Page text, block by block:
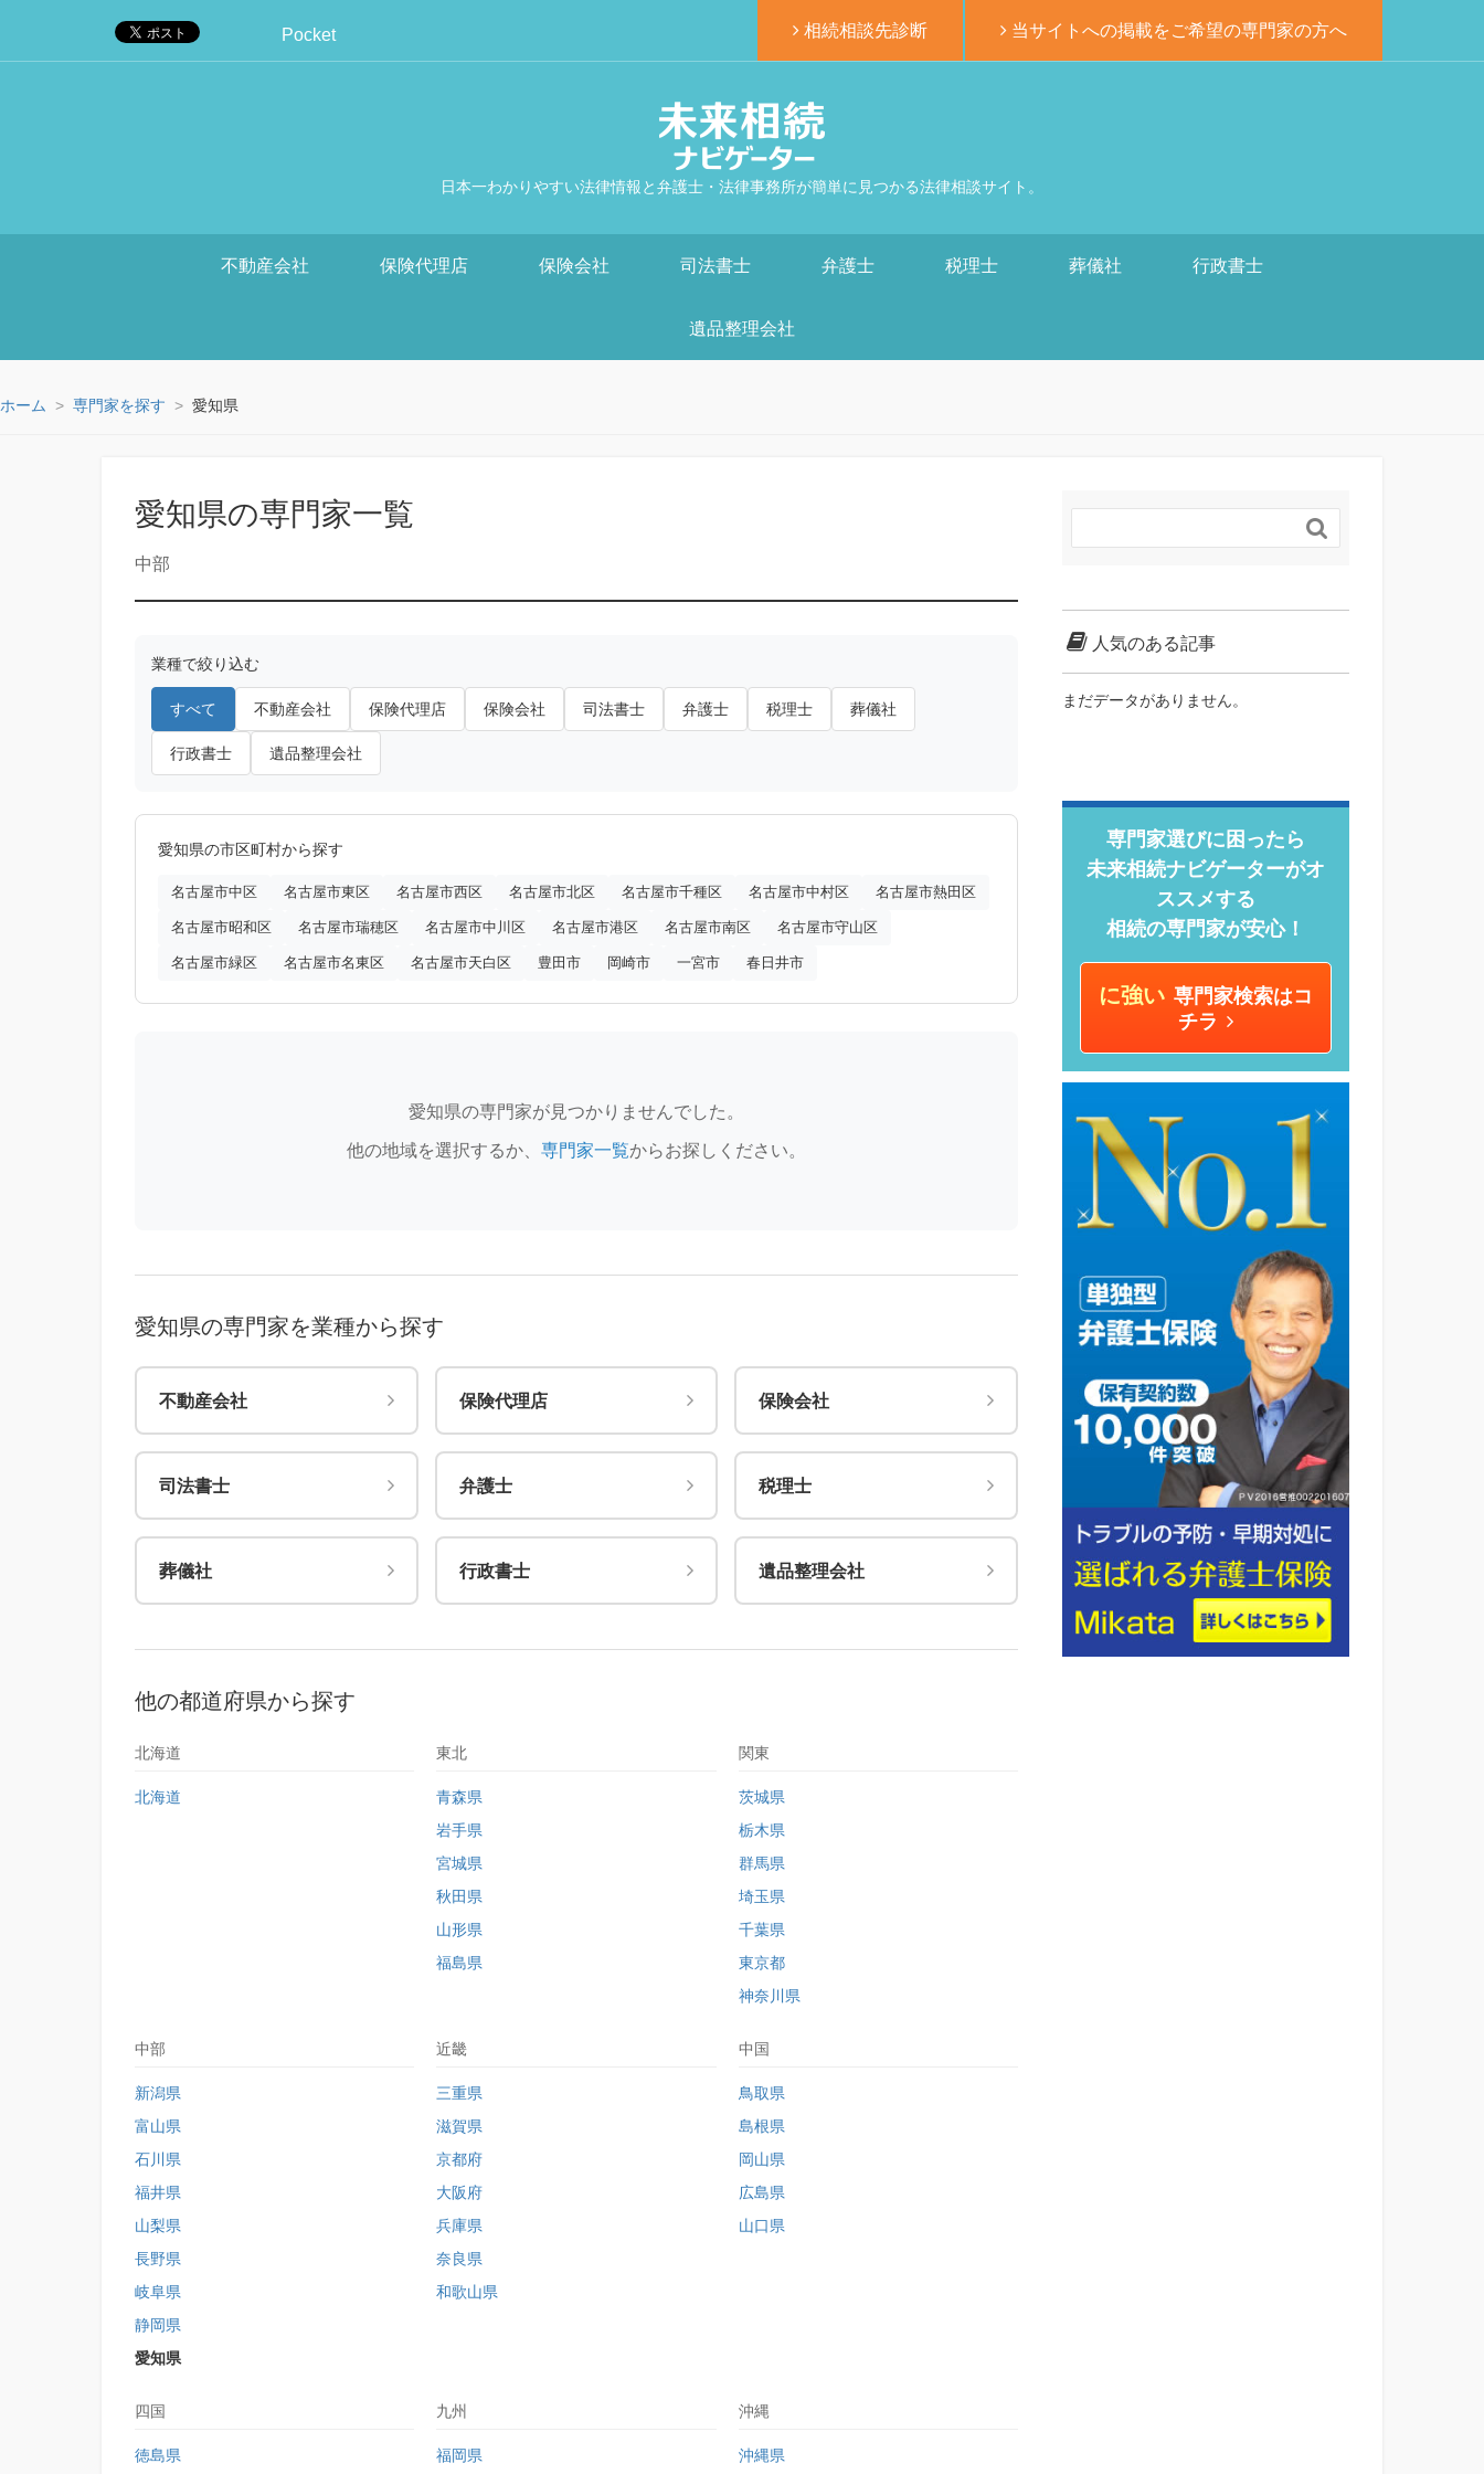
相続相談先診断 当サイトへの掲載をご希望の専門家の方へ
Pocket
日本一わかりやすい法律情報と弁護士・法律事務所が簡単に見つかる法律相談サイト。
不動産会社 保険代理店 保険会社 司法書士 弁護士 税理士 葬儀社 行政書士
遺品整理会社
ホーム 専門家を探す 愛知県
愛知県の専門家一覧
中部
業種で絞り込む
すべて 不動産会社 保険代理店 保険会社 司法書士 弁護士 税理士 葬儀社
行政書士 遺品整理会社
愛知県の市区町村から探す
名古屋市中区 名古屋市東区 名古屋市西区 名古屋市北区 名古屋市千種区 名古屋市中村区 名古屋市熱田区
名古屋市昭和区 名古屋市瑞穂区 名古屋市中川区 名古屋市港区 名古屋市南区 名古屋市守山区
名古屋市緑区 名古屋市名東区 名古屋市天白区 豊田市 岡崎市 一宮市 春日井市
愛知県の専門家が見つかりませんでした。
他の地域を選択するか、 専門家一覧からお探しください。
愛知県の専門家を業種から探す
不動産会社 保険代理店 保険会社
司法書士 弁護士 税理士
葬儀社 行政書士 遺品整理会社
他の都道府県から探す
北海道
北海道
東北
青森県
岩手県
宮城県
秋田県
山形県
福島県
関東
茨城県
栃木県
群馬県
埼玉県
千葉県
東京都
神奈川県
中部
新潟県
富山県
石川県
福井県
山梨県
長野県
岐阜県
静岡県
愛知県
近畿
三重県
滋賀県
京都府
大阪府
兵庫県
奈良県
和歌山県
中国
鳥取県
島根県
岡山県
広島県
山口県
四国
徳島県
九州
福岡県
沖縄
沖縄県

人気のある記事
まだデータがありません。
専門家選びに困ったら
未来相続ナビゲーターがオ
ススメする
相続の専門家が安心！
に強い 専門家検索はコ
チラ